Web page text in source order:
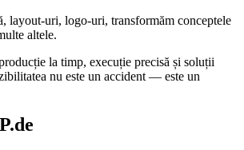
, layout-uri, logo-uri, transformăm conceptele
altele.
la timp, execuție precisă și soluții
nu este un accident — este un